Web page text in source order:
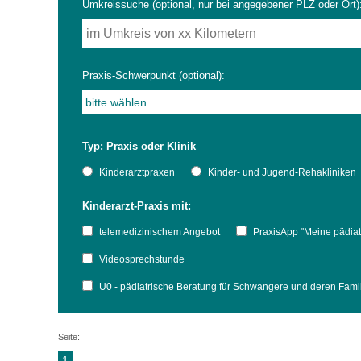
Impfsicherheit
Notdienste
Empfehlungen
Familienzeit
Umkreissuche (optional, nur bei angegebener PLZ oder Ort):
Praxis-Schwerpunkt (optional):
Typ: Praxis oder Klinik
Kinderarztpraxen Kinder- und Jugend-Rehakliniken
Kinderarzt-Praxis mit:
telemedizinischem Angebot PraxisApp "Meine
Videosprechstunde
U0 - pädiatrische Beratung für Schwangere und deren
Seite: